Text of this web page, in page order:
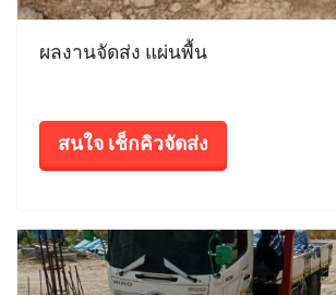
ผลงานจัดส่ง แผ่นพื้น
สนใจ เช็กคิวจัดส่ง